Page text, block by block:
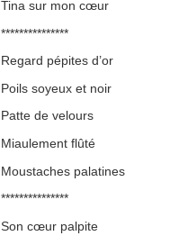
Tina sur mon cœur
***************
Regard pépites d’or
Poils soyeux et noir
Patte de velours
Miaulement flûté
Moustaches palatines
***************
Son cœur palpite